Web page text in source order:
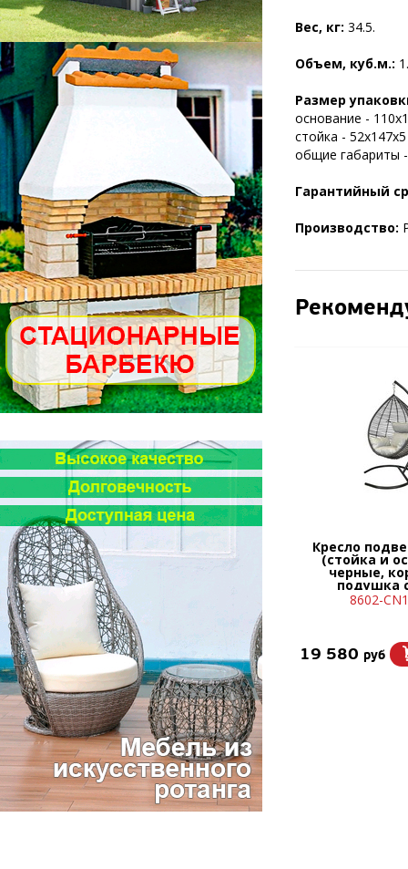
Вес, кг: 34.5.
Объем, куб.м.:
Размер
основание -
стойка -
общие габариты
Гарантийный
Производство:
Кресло
(стойка и
черные,
подушка
8602-
19 580 руб